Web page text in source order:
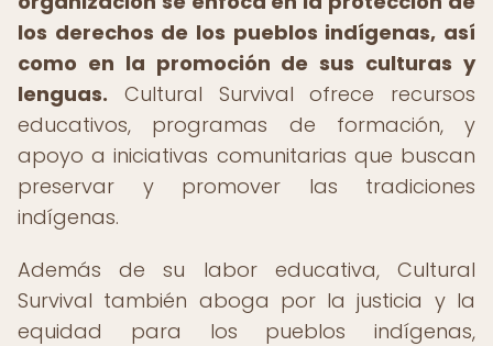
los derechos de los pueblos indígenas, así
como en la promoción de sus culturas y
lenguas. Cultural Survival ofrece recursos
educativos, programas de formación, y
apoyo a iniciativas comunitarias que buscan
preservar y promover las tradiciones
indígenas.
Además de su labor educativa, Cultural
Survival también aboga por la justicia y la
equidad para los pueblos indígenas,